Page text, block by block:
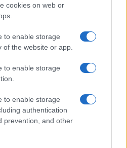
cookies on web or
to enable storage
of the website or app.
to enable storage
to enable storage
authentication
prevention, and other
η κλήρωση της ΑΕΚ στα
του Ολυμπιακού